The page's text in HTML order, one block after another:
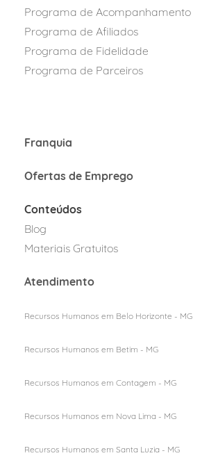
Programa de Acompanhamento
Programa de Afiliados
Programa de Fidelidade
Programa de Parceiros
Franquia
Ofertas de Emprego
Conteúdos
Blog
Materiais Gratuitos
Atendimento
Recursos Humanos em Belo Horizonte - MG
Recursos Humanos em Betim - MG
Recursos Humanos em Contagem - MG
Recursos Humanos em Nova Lima - MG
Recursos Humanos em Santa Luzia - MG